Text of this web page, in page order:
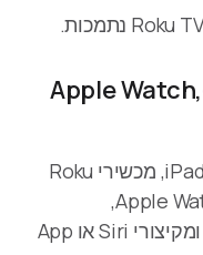
אפשר לשלוט ב‑Roku מ‑Apple Watch,
כן. אחרי הצימוד ב‑iPhone או ב‑iPad, מכשירי Roku
נתמכים יכולים להישלט גם מ‑Apple Watch,
מאפליקציית macOS, מווידג’טים ומקיצורי Siri או App